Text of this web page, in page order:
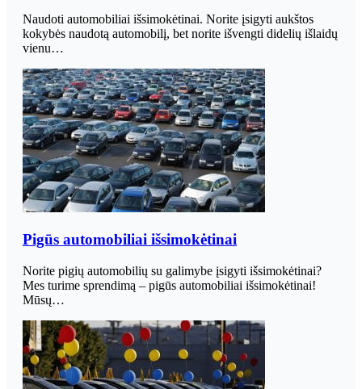
Naudoti automobiliai išsimokėtinai. Norite įsigyti aukštos
kokybės naudotą automobilį, bet norite išvengti didelių išlaidų
vienu…
Pigūs automobiliai išsimokėtinai
Norite pigių automobilių su galimybe įsigyti išsimokėtinai?
Mes turime sprendimą – pigūs automobiliai išsimokėtinai!
Mūsų…